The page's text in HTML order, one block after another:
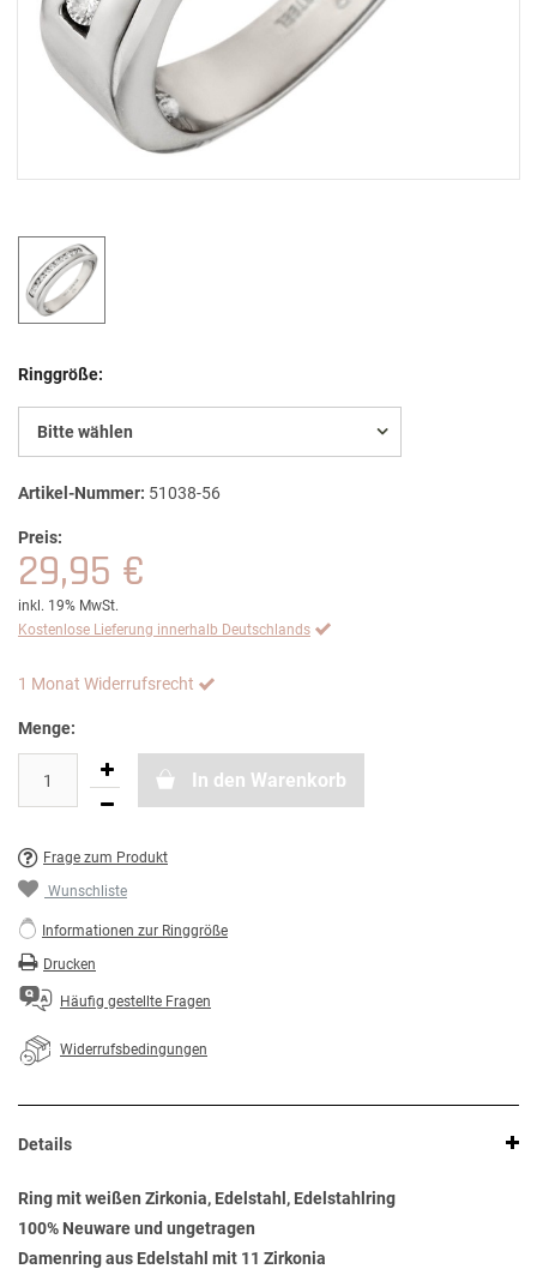
Ringgröße:
Bitte wählen
Artikel-Nummer: 51038-56
Preis:
29,95 €
inkl. 19% MwSt.
Kostenlose Lieferung innerhalb Deutschlands
1 Monat Widerrufsrecht
Menge:
In den Warenkorb
Frage zum Produkt
Wunschliste
Informationen zur Ringgröße
Drucken
Häufig gestellte Fragen
Widerrufsbedingungen
Details
Ring mit weißen Zirkonia, Edelstahl, Edelstahlring
100% Neuware und ungetragen
Damenring aus Edelstahl mit 11 Zirkonia